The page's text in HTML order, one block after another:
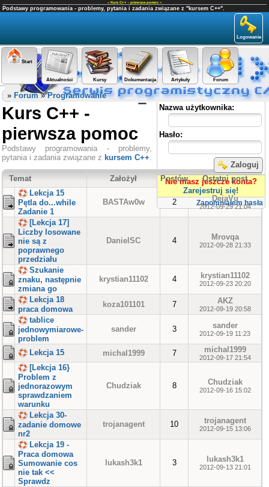
« Kurs C++ - pierwsza pomoc »
Podstawy programowania - problemy, pytania i zadania związane z "kursem C++".
Logowanie
Start
Aktualności Kursy Dokumentacja Artykuły Forum
Panel użytkownika
Nazwa użytkownika:
Hasło:
Zaloguj
Nie masz jeszcze konta?
Zarejestruj się!
Zapomniałem hasła
» Forum»Programowanie
Kurs C++ -
pierwsza pomoc
Podstawy programowania - problemy,
pytania i zadania związane z kursem C++.
Temat Założył Postów
Ostatni post
Lekcja 15
Pętla do...while
Zadanie 1
BASTAw0w 2 DejaVu
2012-09-29 21:04
[Lekcja 17]
Liczby losowane
nie są z
poprawnego
przedziału
DanielSC 4 Mrovqa
2012-09-28 21:33
Szukanie
znaku, następnie
zmiana go
krystian11102 4 krystian11102
2012-09-23 20:20
Lekcja 18
praca domowa
koza101101 7 AKZ
2012-09-19 20:58
tablice
jednowymiarowe-
problem
sander 3 sander
2012-09-19 11:23
Lekcja 15 michal1999 7 michal1999
2012-09-17 21:54
[Lekcja 16}
Problem z
jednorazowym
sprawdzaniem
warunku
Chudziak 8 Chudziak
2012-09-16 15:02
Lekcja 30-
zadanie domowe
nr2
trojanagent 10 trojanagent
2012-09-15 13:06
Lekcja 19 -
Praca domowa
Sumowanie cos
nie tak <<
Sprawdz
lukash3k1 3 lukash3k1
2012-09-13 21:01